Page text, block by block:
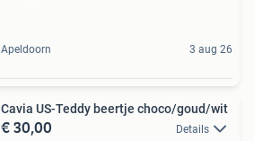
Apeldoorn 3 aug 26
Cavia US-Teddy beertje choco/goud/wit
€ 30,00 Details